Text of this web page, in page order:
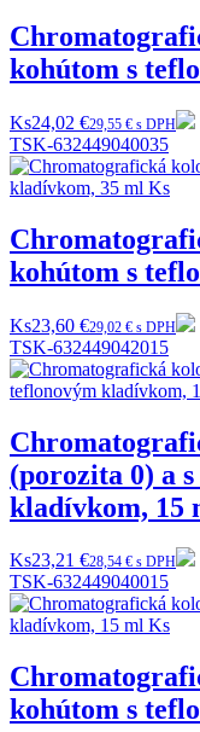
kohútom s
Ks24,02 €29,55 € s DPH
TSK-632449040035
kohútom s
Ks23,60 €29,02 € s DPH
TSK-632449042015
(porozita 0) a
kladívkom, 15
Ks23,21 €28,54 € s DPH
TSK-632449040015
kohútom s